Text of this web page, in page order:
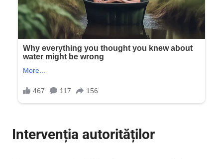
Intervenția autorităților